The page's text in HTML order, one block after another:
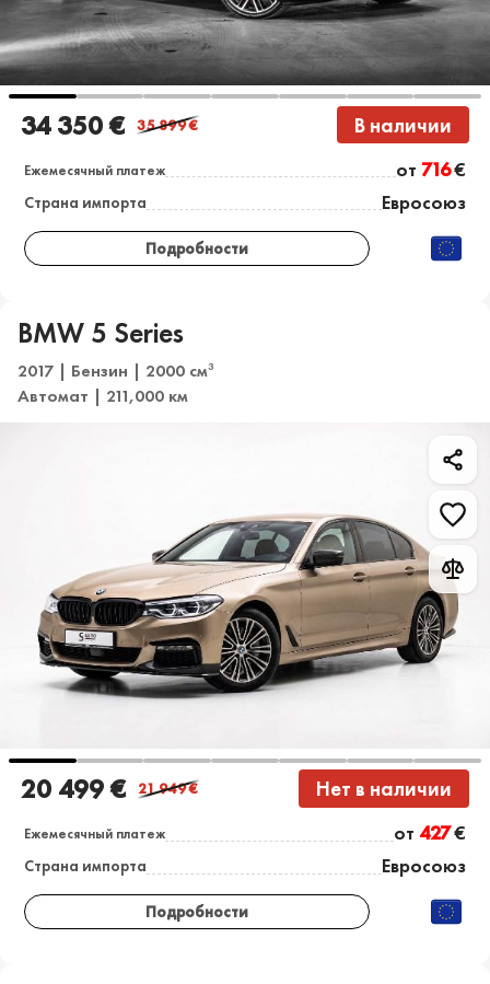
34 350 € 35 899€ В наличии
Ежемесячный платеж от 716€
Страна импорта Евросоюз
Подробности
BMW 5 Series
2017 | Бензин | 2000 см3
Автомат | 211,000 км
20 499 € 21 949€ Нет в наличии
Ежемесячный платеж от 427€
Страна импорта Евросоюз
Подробности